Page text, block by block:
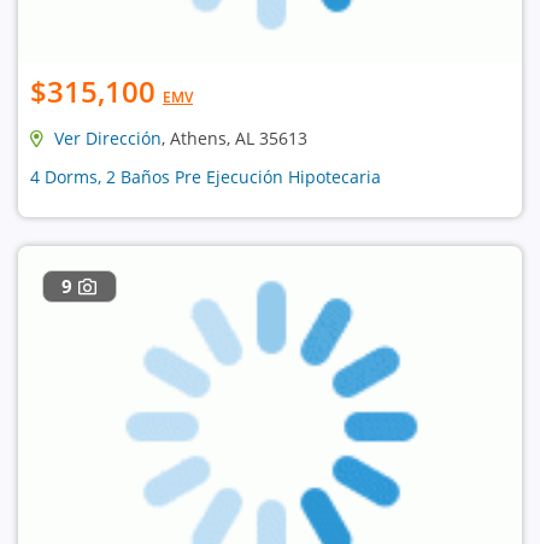
$315,100 EMV
Ver Dirección, Athens, AL 35613
4 Dorms, 2 Baños Pre Ejecución Hipotecaria
9